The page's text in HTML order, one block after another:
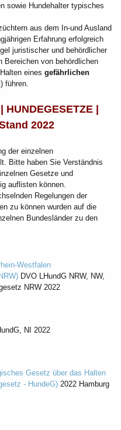
sowie Hundehalter typisches
aus dem In-und Ausland
Erfahrung erfolgreich
juristischer und behördlicher
Bereichen von behördlichen
eines gefährlichen
) führen.
HUNDEGESETZE |
2022
der einzelnen
Bitte haben Sie Verständnis
Gesetze und
auflisten können.
Regelungen der
zu können wurden auf die
Bundesländer zu den
Westfalen
DVO LHundG NRW, NW,
NRW 2022
NI 2022
Gesetz über das Halten
- HundeG) 2022 Hamburg